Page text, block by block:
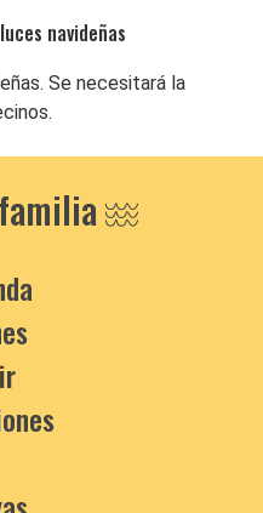
navideñas
Se necesitará la